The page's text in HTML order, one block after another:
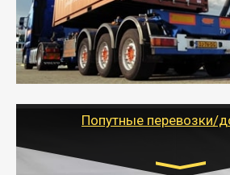
- Доставка фурой до 20 т
объемов грузов, упакованных в
паллеты и россыпью в самые
России с гарантией полной
- Тайгер Логистик предоставляет
грузоперевозкам для физических
Попутные перевозки/